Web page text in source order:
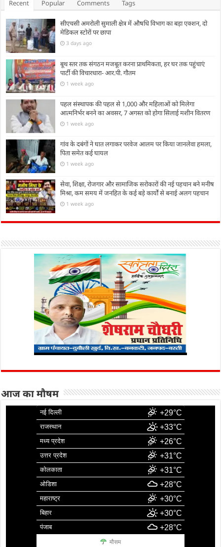
Recent Popular Comments Tags
सीएचसी अमरोली सुमाली क्षेत्र में औषधि विभाग का बड़ा एक्शन, दो
मेडिकल स्टोरों पर छापा
3 days ago
बूथ स्तर तक संगठन मजबूत करना प्राथमिकता, हर घर तक पहुंचाएं
पार्टी की विचारधारा- आर.पी. गौतम
1 week ago
पहल संस्थापक की पहल से 1,000 और महिलाओं को मिलेगा
आत्मनिर्भर बनने का अवसर, 7 अगस्त को होगा सिलाई मशीन वितरण
1 week ago
गांव के दबंगों ने घात लगाकर परवेज आलम पर किया जानलेवा हमला,
पिता समेत कई घायल
1 week ago
सेवा, शिक्षा, रोजगार और सामाजिक सरोकारों की नई पहचान बने मनीष
मिश्रा, कम समय में जनहित के कई बड़े कार्यों से बनाई अलग पहचान
1 week ago
आज का मौषम
नई दिल्ली +29°C
राजस्थान +33°C
मध्य प्रदेश +26°C
उत्तर प्रदेश +31°C
कोलकाता +31°C
ओडिशा +28°C
महाराष्ट्र +30°C
बिहार +30°C
पंजाब +28°C
मौसम